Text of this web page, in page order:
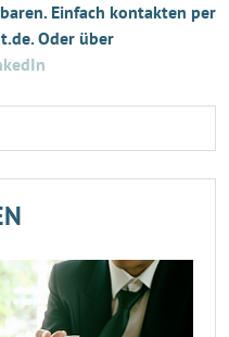
Einfach kontakten per
Oder über